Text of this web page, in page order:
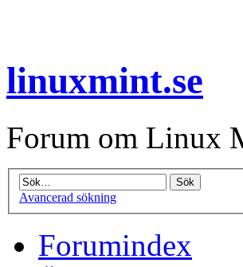
linuxmint.se
Forum om Linux
Avancerad sökning
Forumindex